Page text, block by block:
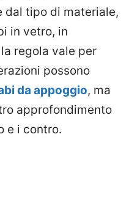
dal tipo di materiale,
in vetro, in
regola vale per
possono
da appoggio, ma
approfondimento
e i contro.